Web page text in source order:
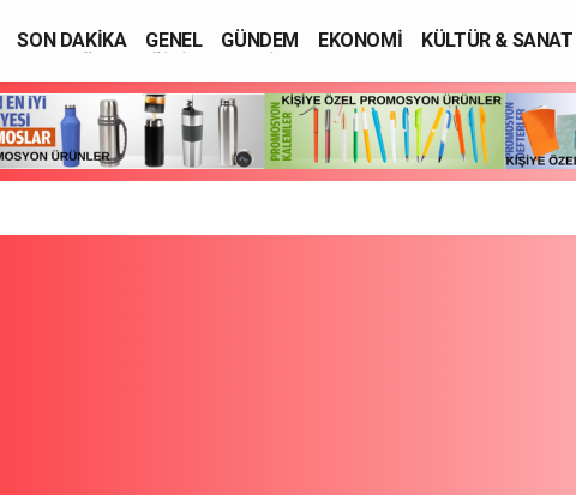
SON DAKİKA GENEL GÜNDEM EKONOMİ
KÜLTÜR & SANAT